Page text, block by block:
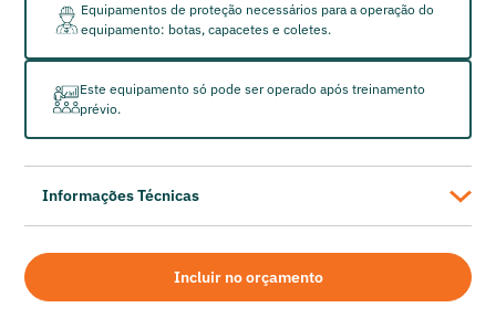
Equipamentos de proteção necessários para a operação do
equipamento: botas, capacetes e coletes.
Este equipamento só pode ser operado após treinamento
prévio.
Informações Técnicas
Gerador de Energia a Diesel Cummins C400 D6 4
Potência Prime KVA: 456 KVA
Potência Prime KW: 400 KW
Incluir no orçamento